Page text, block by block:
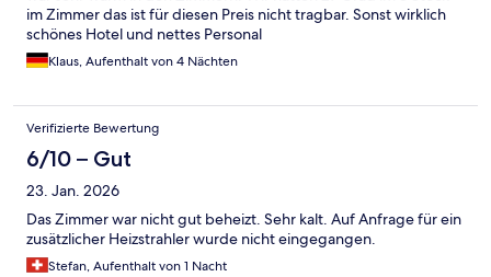
im Zimmer das ist für diesen Preis nicht tragbar. Sonst wirklich
schönes Hotel und nettes Personal
Klaus, Aufenthalt von 4 Nächten
Verifizierte Bewertung
6/10 – Gut
23. Jan. 2026
Das Zimmer war nicht gut beheizt. Sehr kalt. Auf Anfrage für ein
zusätzlicher Heizstrahler wurde nicht eingegangen.
Stefan, Aufenthalt von 1 Nacht